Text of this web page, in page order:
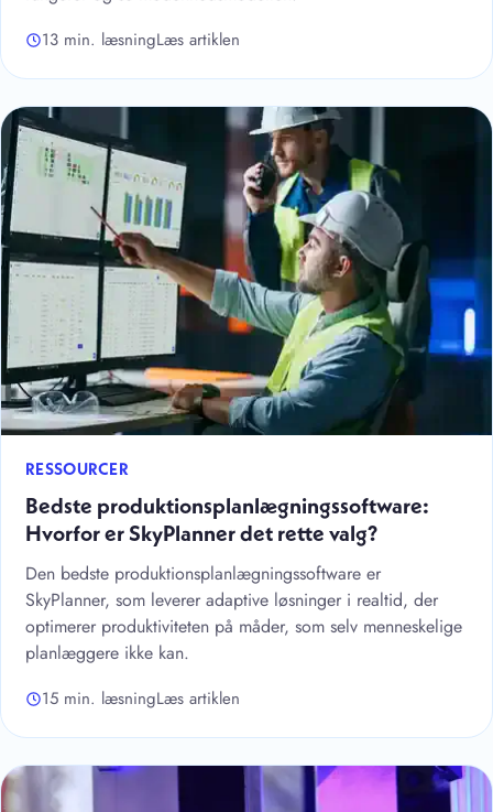
13 min. læsningLæs artiklen
RESSOURCER
Bedste produktionsplanlægningssoftware:
Hvorfor er SkyPlanner det rette valg?
Den bedste produktionsplanlægningssoftware er
SkyPlanner, som leverer adaptive løsninger i realtid, der
optimerer produktiviteten på måder, som selv menneskelige
planlæggere ikke kan.
15 min. læsningLæs artiklen